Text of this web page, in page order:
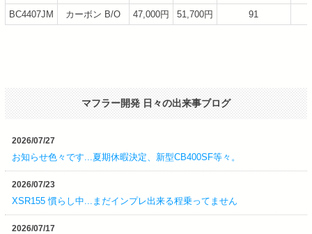
BC4407JM カーボン B/O 47,000円 51,700円 91
マフラー開発 日々の出来事ブログ
2026/07/27
お知らせ色々です...夏期休暇決定、新型CB400SF等々。
2026/07/23
XSR155 慣らし中...まだインプレ出来る程乗ってません
2026/07/17